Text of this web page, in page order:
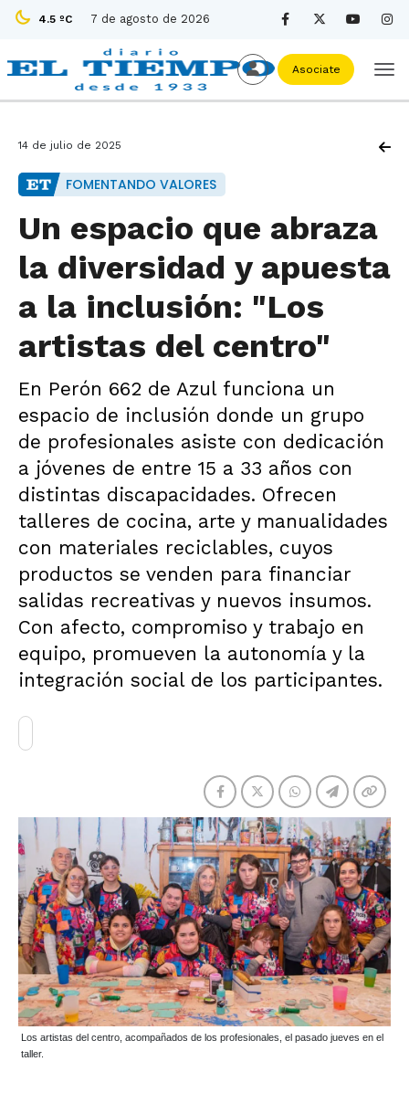
4.5 ºC 7 de agosto de 2026
Asociate
14 de julio de 2025
FOMENTANDO VALORES
Un espacio que abraza
la diversidad y apuesta
a la inclusión: "Los
artistas del centro"
En Perón 662 de Azul funciona un
espacio de inclusión donde un grupo
de profesionales asiste con dedicación
a jóvenes de entre 15 a 33 años con
distintas discapacidades. Ofrecen
talleres de cocina, arte y manualidades
con materiales reciclables, cuyos
productos se venden para financiar
salidas recreativas y nuevos insumos.
Con afecto, compromiso y trabajo en
equipo, promueven la autonomía y la
integración social de los participantes.
Los artistas del centro, acompañados de los profesionales, el pasado jueves en el
taller.